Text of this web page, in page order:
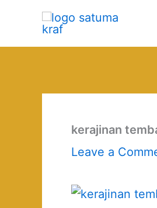
content
kerajinan
Leave a